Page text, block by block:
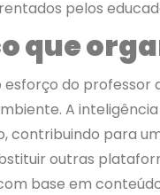
pelos
que
esforço do
A
contribuindo para
outras
base em